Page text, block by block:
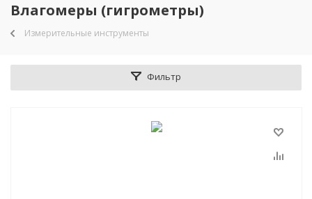
Влагомеры (гигрометры)
Измерительные инструменты
Фильтр